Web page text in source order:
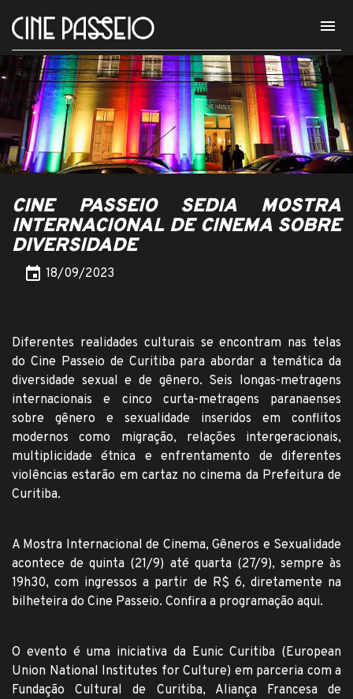
menu
CINE PASSEIO SEDIA MOSTRA
INTERNACIONAL DE CINEMA SOBRE
DIVERSIDADE
event 18/09/2023
Diferentes realidades culturais se encontram nas telas
do Cine Passeio de Curitibapara abordar a temática da
diversidade sexual e de gênero. Seis longas-metragens
internacionais e cinco curta-metragens paranaenses
sobre gênero e sexualidade inseridos em conflitos
modernos como migração, relações intergeracionais,
multiplicidade étnica e enfrentamento de diferentes
violências estarão em cartaz no cinema da Prefeitura de
Curitiba.
A Mostra Internacional de Cinema, Gêneros e Sexualidade
acontece de quinta (21/9) até quarta (27/9), sempre às
19h30, com ingressos a partir de R$ 6, diretamente na
bilheteira do Cine Passeio. Confira a programação aqui.
O evento é uma iniciativa da Eunic Curitiba (European
Union National Institutes for Culture) em parceria com a
Fundação Cultural de Curitiba, Aliança Francesa de